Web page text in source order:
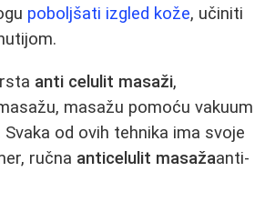
poboljšati izgled kože, učiniti
anti celulit masaži,
masažu pomoću vakuum
od ovih tehnika ima svoje
ručna anticelulit masažaanti-